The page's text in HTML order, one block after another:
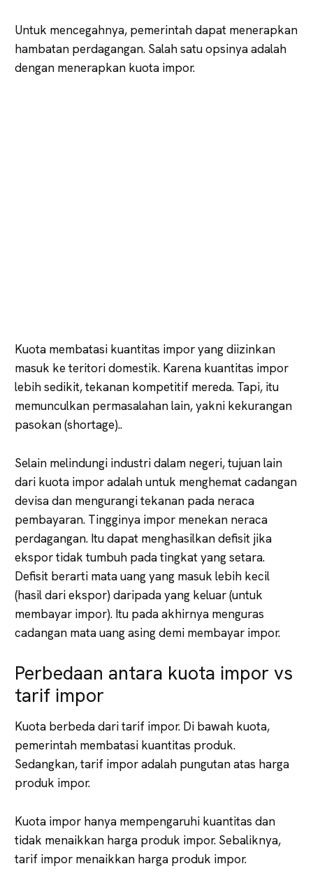
Untuk mencegahnya, pemerintah dapat menerapkan
hambatan perdagangan. Salah satu opsinya adalah
dengan menerapkan kuota impor.
Kuota membatasi kuantitas impor yang diizinkan
masuk ke teritori domestik. Karena kuantitas impor
lebih sedikit, tekanan kompetitif mereda. Tapi, itu
memunculkan permasalahan lain, yakni kekurangan
pasokan (shortage)..
Selain melindungi industri dalam negeri, tujuan lain
dari kuota impor adalah untuk menghemat cadangan
devisa dan mengurangi tekanan pada neraca
pembayaran. Tingginya impor menekan neraca
perdagangan. Itu dapat menghasilkan defisit jika
ekspor tidak tumbuh pada tingkat yang setara.
Defisit berarti mata uang yang masuk lebih kecil
(hasil dari ekspor) daripada yang keluar (untuk
membayar impor). Itu pada akhirnya menguras
cadangan mata uang asing demi membayar impor.
Perbedaan antara kuota impor vs
tarif impor
Kuota berbeda dari tarif impor. Di bawah kuota,
pemerintah membatasi kuantitas produk.
Sedangkan, tarif impor adalah pungutan atas harga
produk impor.
Kuota impor hanya mempengaruhi kuantitas dan
tidak menaikkan harga produk impor. Sebaliknya,
tarif impor menaikkan harga produk impor.